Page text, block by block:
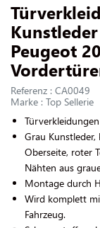
Peugeot
Referenz : CA0049
Marke : Top Sellerie
Grau
Oberseite, roter
Nähten aus
Montage durch
Wird komplett
Fahrzeug.